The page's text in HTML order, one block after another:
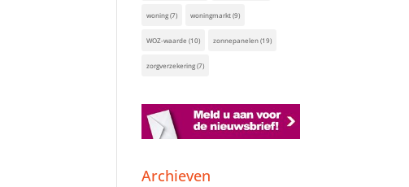
woning(7) woningmarkt(9)
WOZ-waarde (10) zonnepanelen(19)
zorgverzekering(7)
Archieven
Een hypotheek na uw